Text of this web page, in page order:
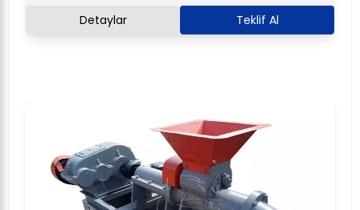
Detaylar Teklif Al